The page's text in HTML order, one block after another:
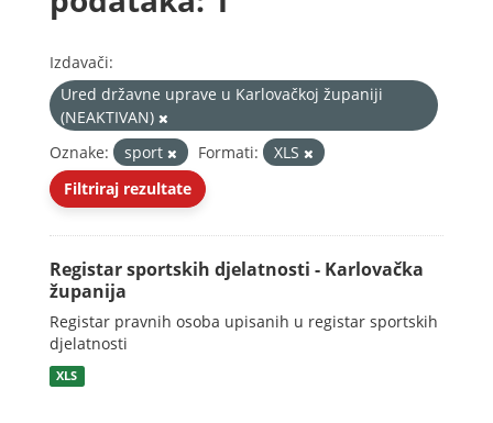
Izdavači:
Ured državne uprave u Karlovačkoj županiji
(NEAKTIVAN)
Oznake:
sport Formati:
XLS
Filtriraj rezultate
Registar sportskih djelatnosti - Karlovačka
županija
Registar pravnih osoba upisanih u registar sportskih
djelatnosti
XLS